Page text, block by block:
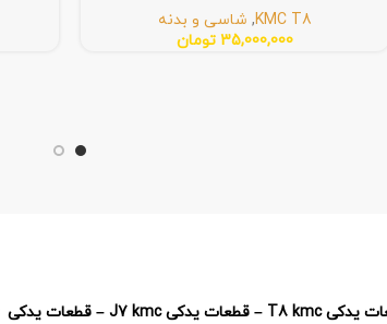
KMC T8
, شاسی و بدنه
35,000,000 تومان